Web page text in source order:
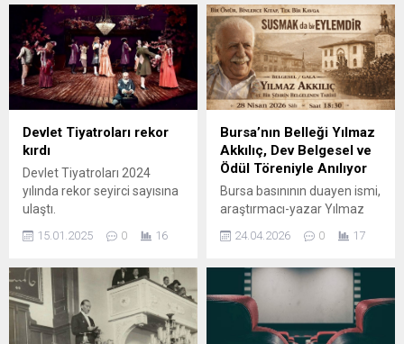
Devlet Tiyatroları rekor
kırdı
Devlet Tiyatroları 2024
yılında rekor seyirci sayısına
ulaştı.
15.01.2025 0 16
Bursa’nın Belleği Yılmaz
Akkılıç, Dev Belgesel ve
Ödül Töreniyle Anılıyor
Bursa basınının duayen ismi,
araştırmacı-yazar Yılmaz
Akkılıç, vefatının 16.
yıldönümünde kentin
bir buluşmayla anılıyor.
Nilüfer Belediyesi, Bursa
Gazeteciler Cemiyeti ve
Akkılıç ailesinin iş birliğiyle
24.04.2026 0 17